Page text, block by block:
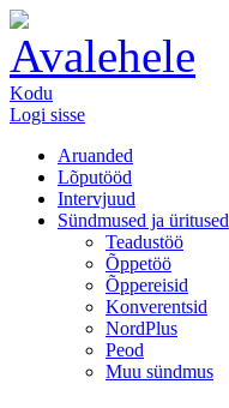
Kodu
Logi sisse
Aruanded
Lõputööd
Intervjuud
Sündmused ja üritused
Teadustöö
Õppetöö
Õppereisid
Konverentsid
NordPlus
Peod
Muu sündmus